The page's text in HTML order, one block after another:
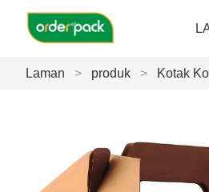
Laman > produk > Kotak